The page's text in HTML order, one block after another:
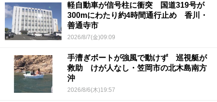
軽自動車が信号柱に衝突 国道319号が
300mにわたり約4時間通行止め 香川・
善通寺市
2026/8/7(金)09:09
手漕ぎボートが強風で動けず 巡視艇が
救助 けが人なし・笠岡市の北木島南方
沖
2026/8/6(木)19:57